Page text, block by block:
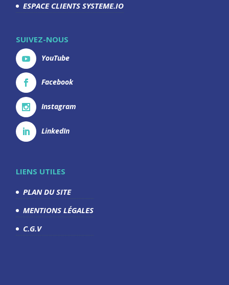
ESPACE CLIENTS SYSTEME.IO
SUIVEZ-NOUS
YouTube
Facebook
Instagram
LinkedIn
LIENS UTILES
PLAN DU SITE
MENTIONS LÉGALES
C.G.V